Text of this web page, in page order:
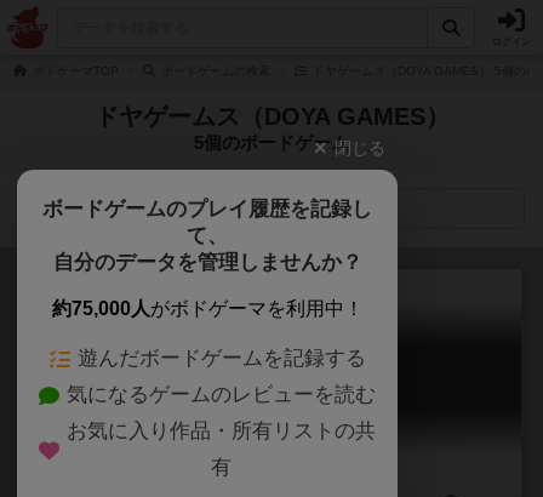
ドヤゲームス（DOYA GAMES）
5個のボードゲーム
検索メニュー
オジサンメッセージ
Ojisan messege
閉じる
ボードゲームのプレイ履歴を記録し
て、
自分のデータを管理しませんか？
約75,000人がボドゲーマを利用中！
遊んだボードゲームを記録する
気になるゲームのレビューを読む
お気に入り作品・所有リストの共
有